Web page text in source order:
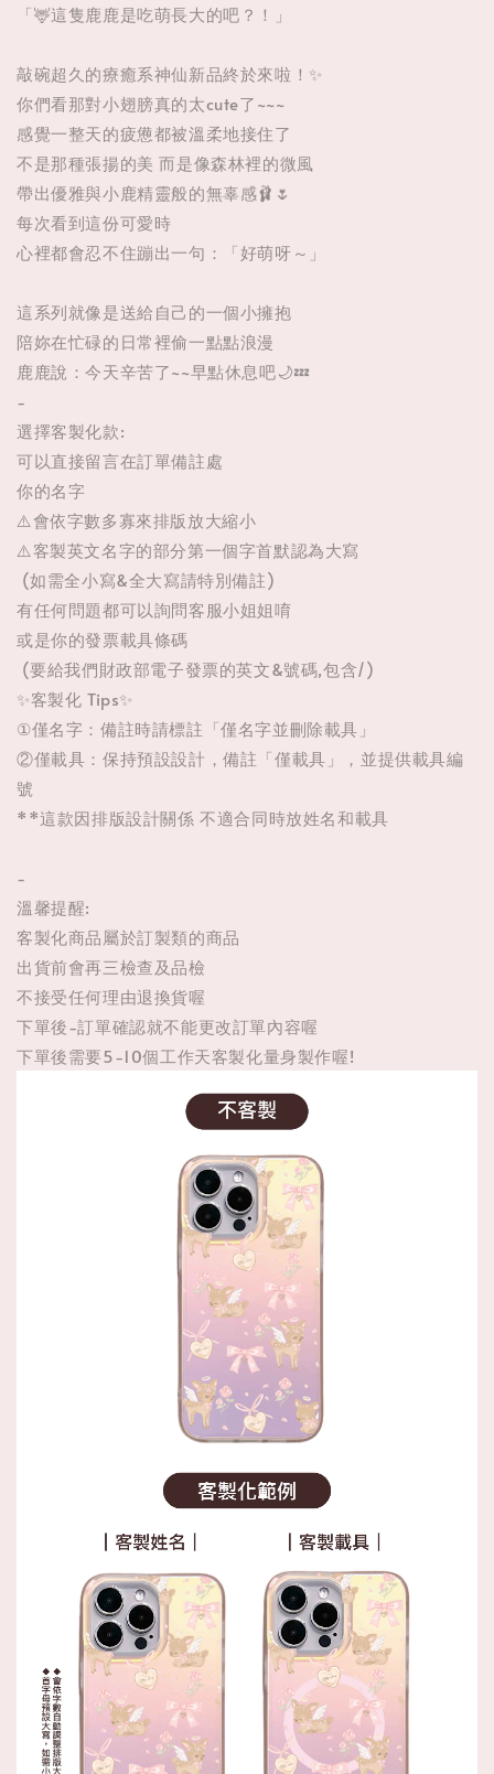
「🦌這隻鹿鹿是吃萌長大的吧？！」
敲碗超久的療癒系神仙新品終於來啦！✨
你們看那對小翅膀真的太cute了~~~
感覺一整天的疲憊都被溫柔地接住了
不是那種張揚的美 而是像森林裡的微風
帶出優雅與小鹿精靈般的無辜感🩰🌷
每次看到這份可愛時
心裡都會忍不住蹦出一句：「好萌呀～」
這系列就像是送給自己的一個小擁抱
陪妳在忙碌的日常裡偷一點點浪漫
鹿鹿說：今天辛苦了~~早點休息吧🌙💤
-
選擇客製化款:
可以直接留言在訂單備註處
你的名字
⚠️會依字數多寡來排版放大縮小
⚠️客製英文名字的部分第一個字首默認為大寫
(如需全小寫&全大寫請特別備註)
有任何問題都可以詢問客服小姐姐唷
或是你的發票載具條碼
(要給我們財政部電子發票的英文&號碼,包含/)
✨客製化 Tips✨
①僅名字：備註時請標註「僅名字並刪除載具」
②僅載具：保持預設設計，備註「僅載具」，並提供載具編
號
**這款因排版設計關係 不適合同時放姓名和載具
-
溫馨提醒:
客製化商品屬於訂製類的商品
出貨前會再三檢查及品檢
不接受任何理由退換貨喔
下單後-訂單確認就不能更改訂單內容喔
下單後需要5-10個工作天客製化量身製作喔!